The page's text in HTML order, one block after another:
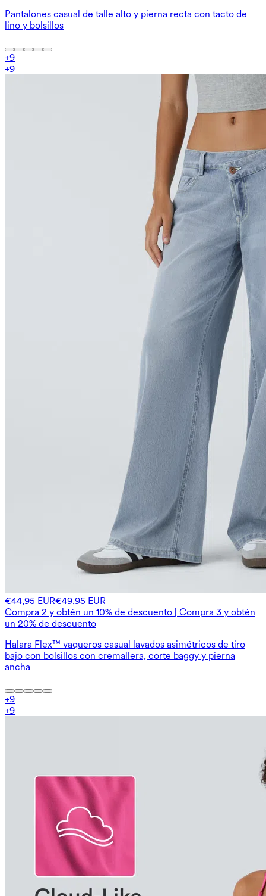
Pantalones casual de talle alto y pierna recta con tacto de
lino y bolsillos
+9
+9
€44,95 EUR€49,95 EUR
Compra 2 y obtén un 10% de descuento | Compra 3 y obtén
un 20% de descuento
Halara Flex™ vaqueros casual lavados asimétricos de tiro
bajo con bolsillos con cremallera, corte baggy y pierna
ancha
+9
+9